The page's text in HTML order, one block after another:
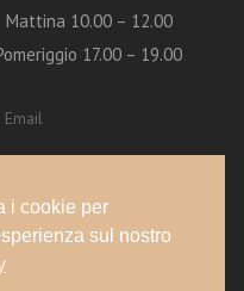
Mattina 10.00 – 12.00
17.00 – 19.00
Email
i cookie per
sul nostro